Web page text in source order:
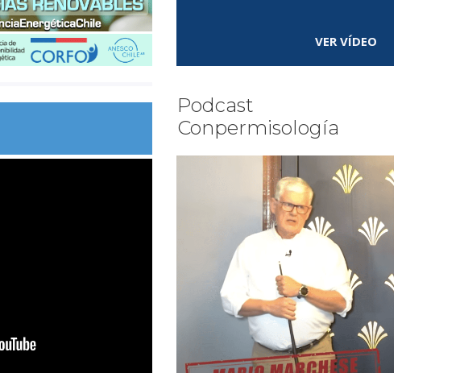
VER VÍDEO
Podcast
Conpermisología